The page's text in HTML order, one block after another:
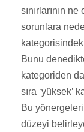
sınırlarının
sorunlara
Bunu
kategoriden
sıra ‘yüksek’
Bu
düzeyi